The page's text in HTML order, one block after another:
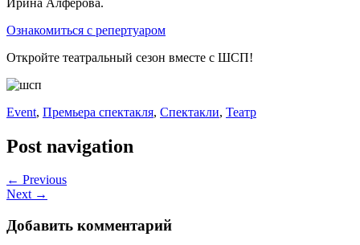
Ознакомиться с репертуаром
Откройте театральный сезон вместе с ШСП!
Event, Премьера спектакля, Спектакли, Театр
Post navigation
← Previous
Next →
Добавить комментарий